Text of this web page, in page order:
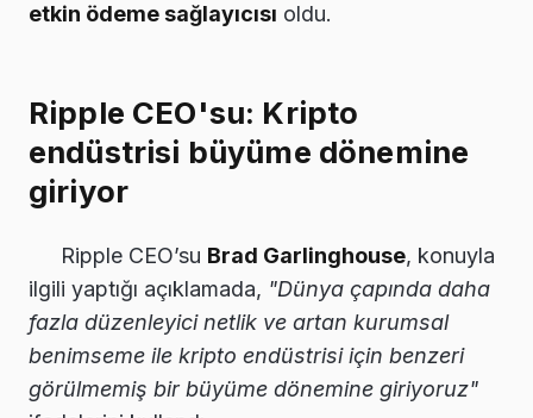
etkin ödeme sağlayıcısı oldu.
Ripple CEO'su: Kripto
endüstrisi büyüme dönemine
giriyor
Ripple CEO’su Brad Garlinghouse, konuyla
ilgili yaptığı açıklamada, "Dünya çapında daha
fazla düzenleyici netlik ve artan kurumsal
benimseme ile kripto endüstrisi için benzeri
görülmemiş bir büyüme dönemine giriyoruz"